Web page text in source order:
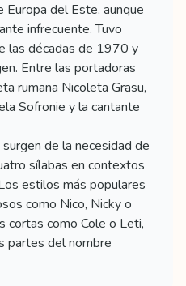
Europa del Este, aunque
infrecuente. Tuvo
las décadas de 1970 y
Entre las portadoras
rumana Nicoleta Grasu,
Sofronie y la cantante
de la necesidad de
sílabas en contextos
estilos más populares
como Nico, Nicky o
cortas como Cole o Leti,
partes del nombre